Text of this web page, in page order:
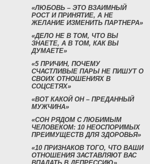
«ЛЮБОВЬ – ЭТО ВЗАИМНЫЙ
РОСТ И ПРИНЯТИЕ, А НЕ
ЖЕЛАНИЕ ИЗМЕНИТЬ ПАРТНЕРА»
«ДЕЛО НЕ В ТОМ, ЧТО ВЫ
ЗНАЕТЕ, А В ТОМ, КАК ВЫ
ДУМАЕТЕ»
«5 ПРИЧИН, ПОЧЕМУ
СЧАСТЛИВЫЕ ПАРЫ НЕ ПИШУТ О
СВОИХ ОТНОШЕНИЯХ В
СОЦСЕТЯХ»
«ВОТ КАКОЙ ОН – ПРЕДАННЫЙ
МУЖЧИНА»
«СОН РЯДОМ С ЛЮБИМЫМ
ЧЕЛОВЕКОМ: 10 НЕОСПОРИМЫХ
ПРЕИМУЩЕСТВ ДЛЯ ЗДОРОВЬЯ»
«10 ПРИЗНАКОВ ТОГО, ЧТО ВАШИ
ОТНОШЕНИЯ ЗАСТАВЛЯЮТ ВАС
ВПАДАТЬ В ДЕПРЕССИЮ»